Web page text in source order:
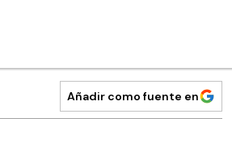
Añadir como fuente en